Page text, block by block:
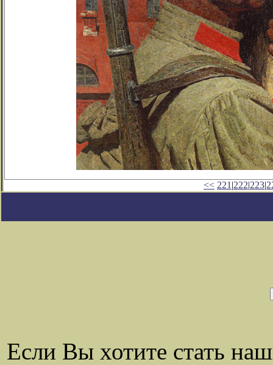
<< 221 |222|223|
Если Вы хотите стать